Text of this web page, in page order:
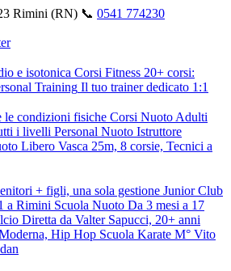
Rimini (RN) 📞 0541 774230
e isotonica Corsi Fitness 20+ corsi:
Training Il tuo trainer dedicato 1:1
le condizioni fisiche Corsi Nuoto Adulti
i livelli Personal Nuoto Istruttore
Libero Vasca 25m, 8 corsie, Tecnici a
+ figli, una sola gestione Junior Club
a Rimini Scuola Nuoto Da 3 mesi a 17
Diretta da Valter Sapucci, 20+ anni
Hip Hop Scuola Karate M° Vito